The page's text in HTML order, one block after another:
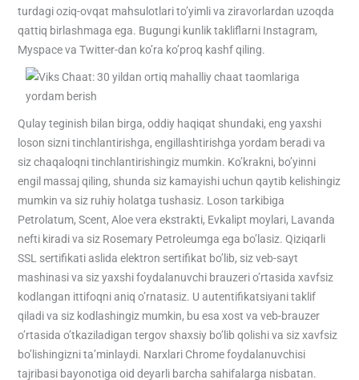
turdagi oziq-ovqat mahsulotlari to’yimli va ziravorlardan uzoqda
qattiq birlashmaga ega. Bugungi kunlik takliflarni Instagram,
Myspace va Twitter-dan ko’ra ko’proq kashf qiling.
Qulay teginish bilan birga, oddiy haqiqat shundaki, eng yaxshi
loson sizni tinchlantirishga, engillashtirishga yordam beradi va
siz chaqaloqni tinchlantirishingiz mumkin. Ko’krakni, bo’yinni
engil massaj qiling, shunda siz kamayishi uchun qaytib kelishingiz
mumkin va siz ruhiy holatga tushasiz. Loson tarkibiga
Petrolatum, Scent, Aloe vera ekstrakti, Evkalipt moylari, Lavanda
nefti kiradi va siz Rosemary Petroleumga ega bo’lasiz. Qiziqarli
SSL sertifikati aslida elektron sertifikat bo’lib, siz veb-sayt
mashinasi va siz yaxshi foydalanuvchi brauzeri o’rtasida xavfsiz
kodlangan ittifoqni aniq o’rnatasiz. U autentifikatsiyani taklif
qiladi va siz kodlashingiz mumkin, bu esa xost va veb-brauzer
o’rtasida o’tkaziladigan tergov shaxsiy bo’lib qolishi va siz xavfsiz
bo’lishingizni ta’minlaydi. Narxlari Chrome foydalanuvchisi
tajribasi bayonotiga oid deyarli barcha sahifalarga nisbatan.